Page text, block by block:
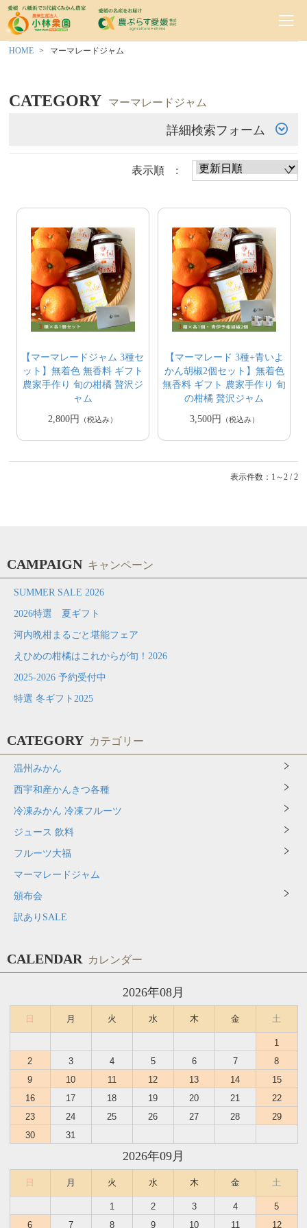
HOME マーマレードジャム
CATEGORY マーマレードジャム
詳細検索フォーム
表示順 :
【マーマレードジャム 3種セ
ット】無着色 無香料 ギフト
農家手作り 旬の柑橘 贅沢ジ
ャム
2,800円
（税込み）
【マーマレード 3種+青いよ
かん胡椒2個セット】無着色
無香料 ギフト 農家手作り 旬
の柑橘 贅沢ジャム
3,500円
（税込み）
表示件数：1～2 / 2
CAMPAIGN キャンペーン
SUMMER SALE 2026
2026特選 夏ギフト
河内晩柑まるごと堪能フェア
えひめの柑橘はこれからが旬！2026
2025-2026 予約受付中
特選 冬ギフト2025
CATEGORY カテゴリー
温州みかん
西宇和産かんきつ各種
冷凍みかん 冷凍フルーツ
ジュース 飲料
フルーツ大福
マーマレードジャム
頒布会
訳ありSALE
CALENDAR カレンダー
2026年08月
日 月 火 水 木 金 土
1
2
3 4 5 6 7
8
9
10 11 12 13 14
15
16
17 18 19 20 21
22
23
24 25 26 27 28
29
30
31
2026年09月
日 月 火 水 木 金 土
1 2 3 4
5
6
7 8 9 10 11 12